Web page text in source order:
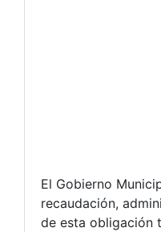
El Gobierno
recaudación,
de esta obligación